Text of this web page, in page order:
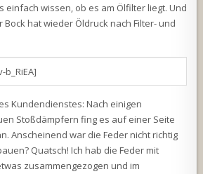
einfach wissen, ob es am Ölfilter liegt. Und
Bock hat wieder Öldruck nach Filter- und
Kundendienstes: Nach einigen
Stoßdämpfern fing es auf einer Seite
Anscheinend war die Feder nicht richtig
Quatsch! Ich hab die Feder mit
zusammengezogen und im